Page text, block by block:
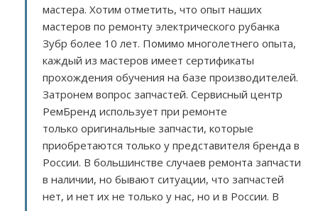
мастера. Хотим отметить, что опыт наших
мастеров по ремонту электрического рубанка
Зубр более 10 лет. Помимо многолетнего опыта,
каждый из мастеров имеет сертификаты
прохождения обучения на базе производителей.
Затронем вопрос запчастей. Сервисный центр
РемБренд использует при ремонте
только оригинальные запчасти, которые
приобретаются только у представителя бренда в
России. В большинстве случаев ремонта запчасти
в наличии, но бывают ситуации, что запчастей
нет, и нет их не только у нас, но и в России. В